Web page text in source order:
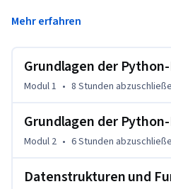
komplizierten Nuancen und stellt
Herausforderungen geeignet
der Python-Programmierung"
Reise, indem Sie in seine
Datentypen, Operatoren und
Am Ende werden Sie über das
Ihre Python-Kenntnisse weiter
Mehr erfahren
Grundlagen der
Modul 1 • 8 Stunden
Grundlagen der
Modul 2 • 6 Stunden
Datenstrukturen und